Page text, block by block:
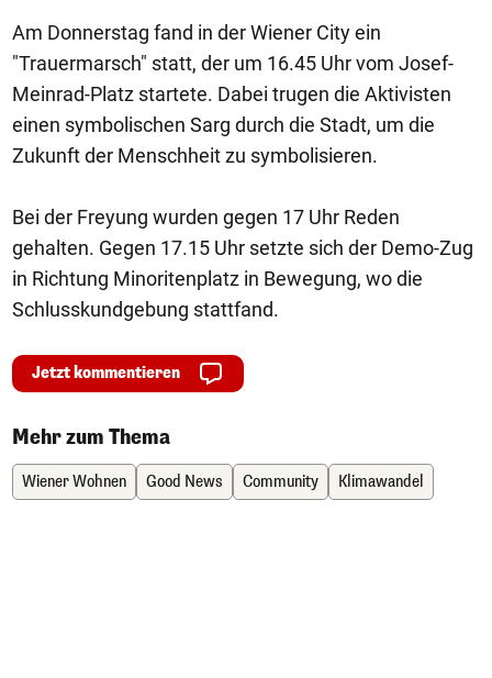
Am Donnerstag fand in der Wiener City ein
"Trauermarsch" statt, der um 16.45 Uhr vom Josef-
Meinrad-Platz startete. Dabei trugen die Aktivisten
einen symbolischen Sarg durch die Stadt, um die
Zukunft der Menschheit zu symbolisieren.
Bei der Freyung wurden gegen 17 Uhr Reden
gehalten. Gegen 17.15 Uhr setzte sich der Demo-Zug
in Richtung Minoritenplatz in Bewegung, wo die
Schlusskundgebung stattfand.
Jetzt kommentieren
Mehr zum Thema
Wiener Wohnen Good News Community Klimawandel